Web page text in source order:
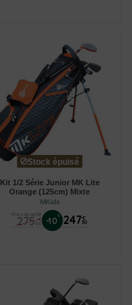
Stock épuisé
Kit 1/2 Série Junior MK Lite
Orange (125cm) Mixte
MKids
Prix conseillé
275 €
00 -10 % 247 €
50